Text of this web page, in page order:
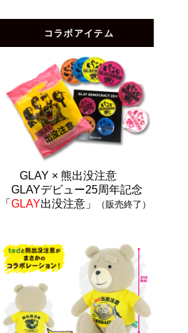
コラボアイテム
GLAY × 熊出没注意
GLAYデビュー25周年記念
「 GLAY出没注意」 （販売終了）